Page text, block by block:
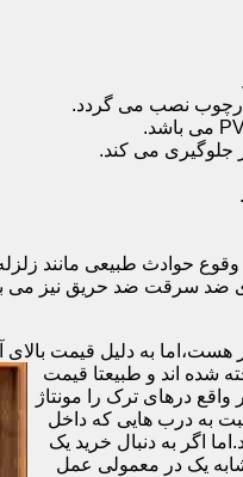
نصب می گردد.
جلوگیری می کند.
حوادث طبیعی مانند
ضد سرقت ضد حریق نیز می
به دلیل قیمت بالای
شده اند و طبیعتا قیمت
درهای ترک را مونتاژ
به درب هایی که داخل
اگر به دنبال خرید یک
یک در معمولی عمل